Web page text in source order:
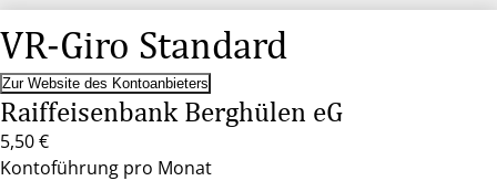
VR-Giro Standard
Zur Website des Kontoanbieters
Raiffeisenbank Berghülen eG
5,50 €
Kontoführung pro Monat